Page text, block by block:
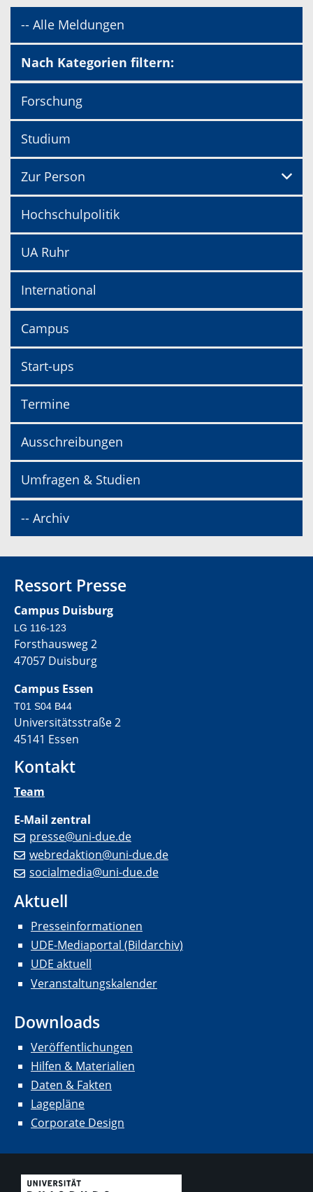
-- Alle Meldungen
Nach Kategorien filtern:
Forschung
Studium
Zur Person
Hochschulpolitik
UA Ruhr
International
Campus
Start-ups
Termine
Ausschreibungen
Umfragen & Studien
-- Archiv
Ressort Presse
Campus Duisburg
LG 116-123
Forsthausweg 2
47057 Duisburg
Campus Essen
T01 S04 B44
Universitätsstraße 2
45141 Essen
Kontakt
Team
E-Mail zentral
presse@uni-due.de
webredaktion@uni-due.de
socialmedia@uni-due.de
Aktuell
Presseinformationen
UDE-Mediaportal (Bildarchiv)
UDE aktuell
Veranstaltungskalender
Downloads
Veröffentlichungen
Hilfen & Materialien
Daten & Fakten
Lagepläne
Corporate Design